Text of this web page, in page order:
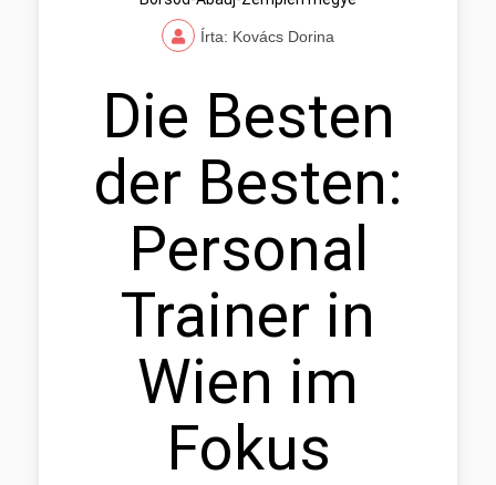
Írta: Kovács Dorina
Die Besten
der Besten:
Personal
Trainer in
Wien im
Fokus